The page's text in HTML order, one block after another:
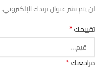
لن يتم نشر عنوان بريدك الإلكتروني.
تقييمك*
مراجعتك*